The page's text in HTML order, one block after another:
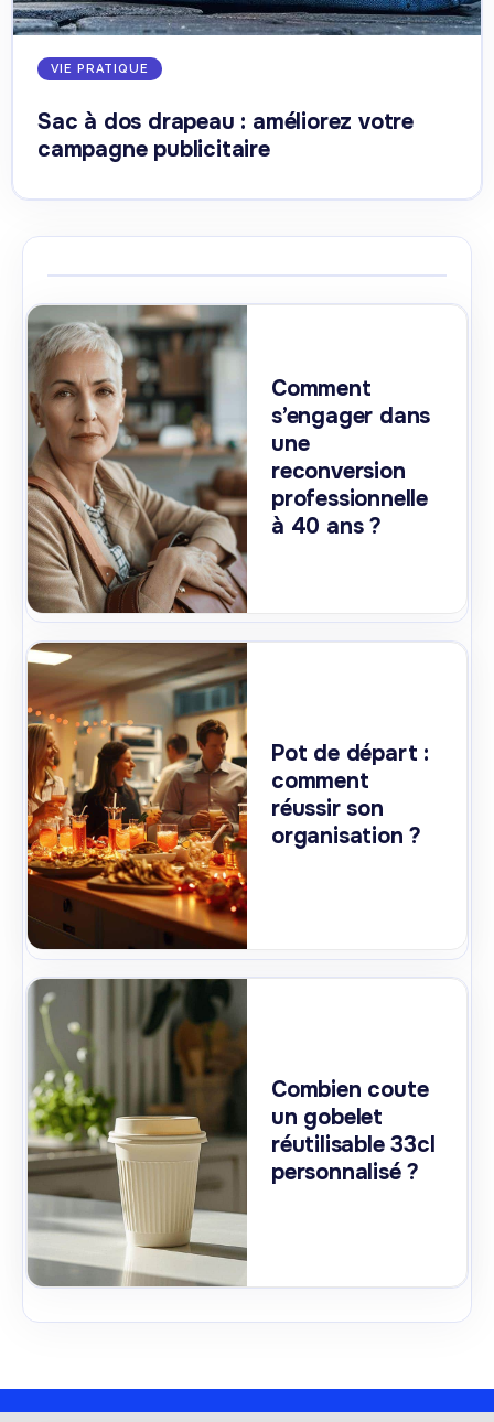
VIE PRATIQUE
Sac à dos drapeau : améliorez votre
campagne publicitaire
Comment
s’engager dans
une
reconversion
professionnelle
à 40 ans ?
Pot de départ :
comment
réussir son
organisation ?
Combien coute
un gobelet
réutilisable 33cl
personnalisé ?